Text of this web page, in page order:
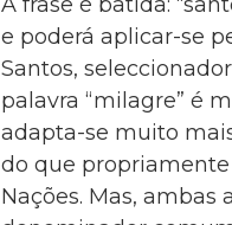
e poderá aplicar-se
Santos,
palavra “milagre” é
adapta-se muito
do que propriamente
Nações. Mas,